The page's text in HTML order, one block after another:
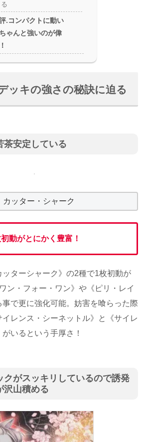
る
.コンパクトに動い
ゃんと強いのが偉
ッキの強さの秘訣に迫る
茶安定している
カッター・シャーク
動がとにかく豊富！
ッターシャーク》の2種で1枚初動が
ン・フォー・ワン》や《ピリ・レイ
で更に強化可能。妨害を喰らった際
レンス・シーネットル》と《サイレ
いるという手厚さ！
クがスッキリしているので誘発
沢山積める